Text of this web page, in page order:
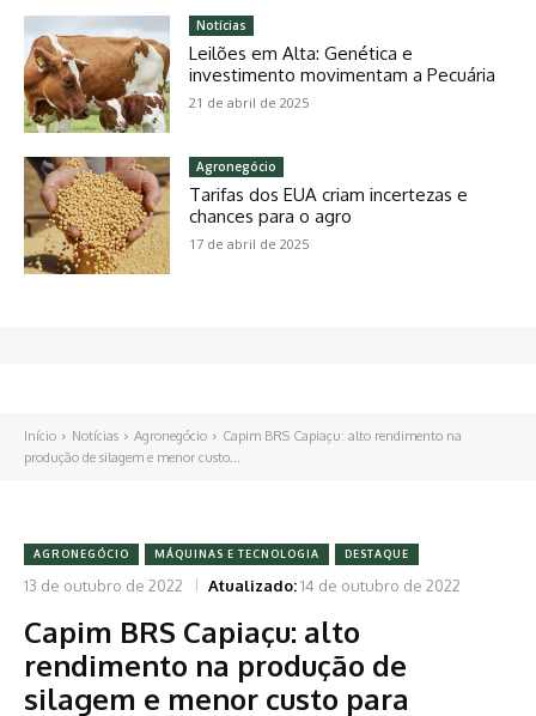
Notícias
Leilões em Alta: Genética e
investimento movimentam a Pecuária
21 de abril de 2025
Agronegócio
Tarifas dos EUA criam incertezas e
chances para o agro
17 de abril de 2025